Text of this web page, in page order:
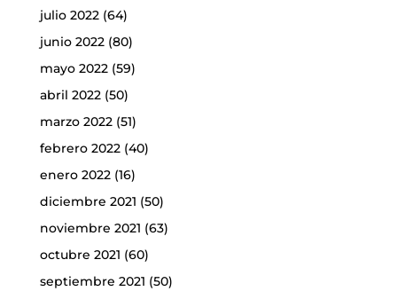
julio 2022(64)
junio 2022(80)
mayo 2022(59)
abril 2022(50)
marzo 2022(51)
febrero 2022(40)
enero 2022(16)
diciembre 2021 (50)
noviembre 2021 (63)
octubre 2021 (60)
septiembre 2021 (50)